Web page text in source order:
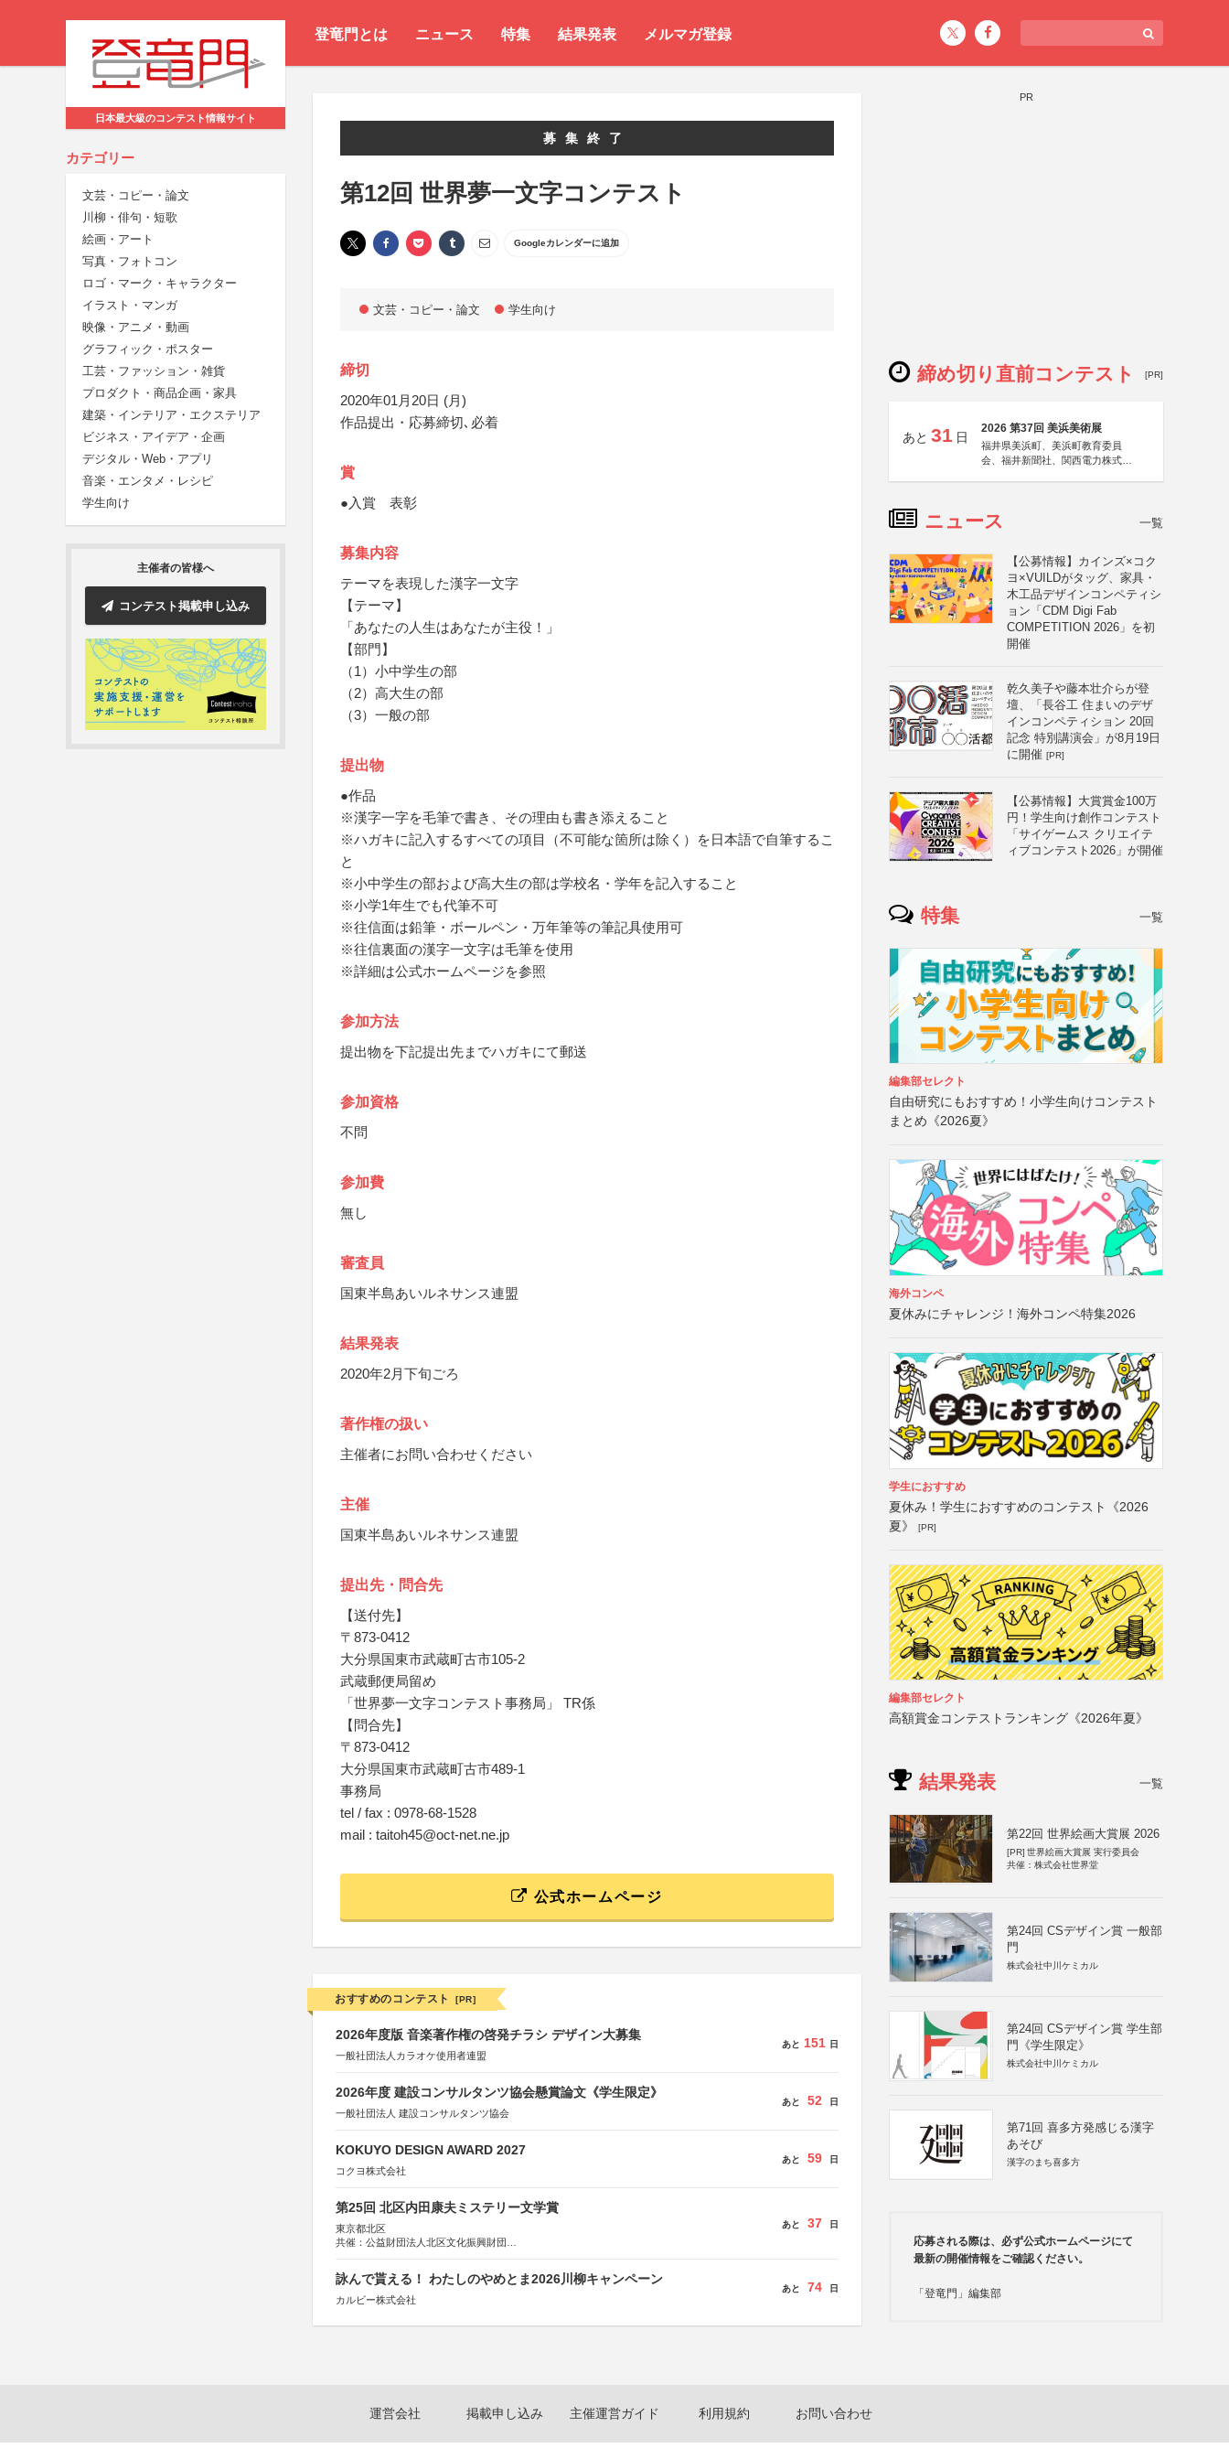
登竜門とは ニュース 特集 結果発表 メルマガ登録
日本最大級のコンテスト情報サイト
カテゴリー
文芸・コピー・論文
川柳・俳句・短歌
絵画・アート
写真・フォトコン
ロゴ・マーク・キャラクター
イラスト・マンガ
映像・アニメ・動画
グラフィック・ポスター
工芸・ファッション・雑貨
プロダクト・商品企画・家具
建築・インテリア・エクステリア
ビジネス・アイデア・企画
デジタル・Web・アプリ
音楽・エンタメ・レシピ
学生向け
主催者の皆様へ
コンテスト掲載申し込み
募集終了
第12回 世界夢一文字コンテスト
Googleカレンダーに追加
文芸・コピー・論文 学生向け
締切
2020年01月20日 (月)
作品提出・応募締切､必着
賞
●入賞 表彰
募集内容
テーマを表現した漢字一文字
【テーマ】
「あなたの人生はあなたが主役！」
【部門】
（1）小中学生の部
（2）高大生の部
（3）一般の部
提出物
●作品
※漢字一字を毛筆で書き、その理由も書き添えること
※ハガキに記入するすべての項目（不可能な箇所は除く）を日本語で自筆するこ
と
※小中学生の部および高大生の部は学校名・学年を記入すること
※小学1年生でも代筆不可
※往信面は鉛筆・ボールペン・万年筆等の筆記具使用可
※往信裏面の漢字一文字は毛筆を使用
※詳細は公式ホームページを参照
参加方法
提出物を下記提出先までハガキにて郵送
参加資格
不問
参加費
無し
審査員
国東半島あいルネサンス連盟
結果発表
2020年2月下旬ごろ
著作権の扱い
主催者にお問い合わせください
主催
国東半島あいルネサンス連盟
提出先・問合先
【送付先】
〒873-0412
大分県国東市武蔵町古市105-2
武蔵郵便局留め
「世界夢一文字コンテスト事務局」 TR係
【問合先】
〒873-0412
大分県国東市武蔵町古市489-1
事務局
tel / fax : 0978-68-1528
mail : taitoh45@oct-net.ne.jp
公式ホームページ
おすすめのコンテスト [PR]
2026年度版 音楽著作権の啓発チラシ デザイン大募集
一般社団法人カラオケ使用者連盟
あと 151 日
2026年度 建設コンサルタンツ協会懸賞論文《学生限定》
一般社団法人 建設コンサルタンツ協会
あと 52 日
KOKUYO DESIGN AWARD 2027
コクヨ株式会社
あと 59 日
第25回 北区内田康夫ミステリー文学賞
東京都北区
共催：公益財団法人北区文化振興財団
協賛：株式会社実業之日本社
あと 37 日
詠んで貰える！ わたしのやめとま2026川柳キャンペーン
カルビー株式会社
あと 74 日
PR
締め切り直前コンテスト [PR]
あと 31 日
2026 第37回 美浜美術展
福井県美浜町、美浜町教育委員
会、福井新聞社、関西電力株式会
ニュース 一覧
【公募情報】カインズ×コク
ヨ×VUILDがタッグ、家具・
木工品デザインコンペティシ
ョン「CDM Digi Fab
COMPETITION 2026」を初
開催
乾久美子や藤本壮介らが登
壇、「長谷工 住まいのデザ
インコンペティション 20回
記念 特別講演会」が8月19日
に開催 [PR]
【公募情報】大賞賞金100万
円！学生向け創作コンテスト
「サイゲームス クリエイテ
ィブコンテスト2026」が開催
特集 一覧
編集部セレクト
自由研究にもおすすめ！小学生向けコンテスト
まとめ《2026夏》
海外コンペ
夏休みにチャレンジ！海外コンペ特集2026
学生におすすめ
夏休み！学生におすすめのコンテスト《2026
夏》
[PR]
編集部セレクト
高額賞金コンテストランキング《2026年夏》
結果発表 一覧
第22回 世界絵画大賞展 2026
[PR] 世界絵画大賞展 実行委員会
共催：株式会社世界堂
第24回 CSデザイン賞 一般部
門
株式会社中川ケミカル
第24回 CSデザイン賞 学生部
門《学生限定》
株式会社中川ケミカル
第71回 喜多方発感じる漢字
あそび
漢字のまち喜多方
応募される際は、必ず公式ホームページにて
最新の開催情報をご確認ください。
「登竜門」編集部
運営会社 掲載申し込み 主催運営ガイド 利用規約 お問い合わせ